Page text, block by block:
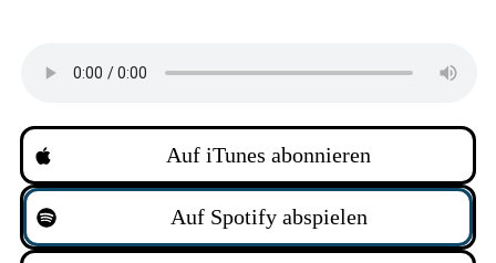
Auf iTunes abonnieren
Auf Spotify abspielen